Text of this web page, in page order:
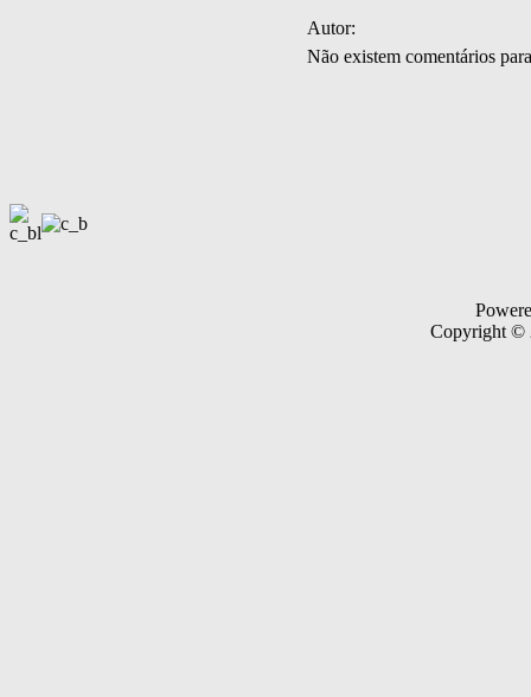
Autor:
Não existem comentários
Copyright ©